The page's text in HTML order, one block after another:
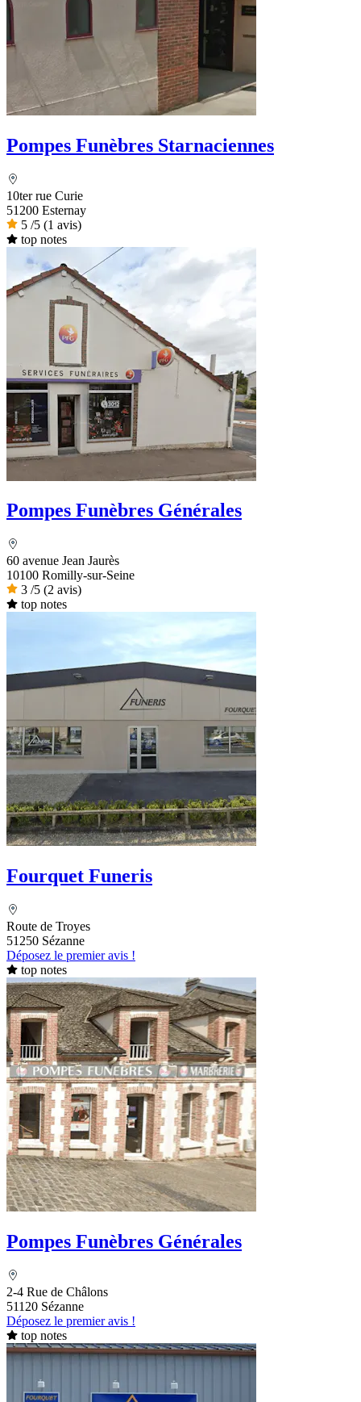
Pompes Funèbres Starnaciennes
10ter rue Curie
51200 Esternay
5 /5 (1 avis)
top notes
Pompes Funèbres Générales
60 avenue Jean Jaurès
10100 Romilly-sur-Seine
3 /5 (2 avis)
top notes
Fourquet Funeris
Route de Troyes
51250 Sézanne
Déposez le premier avis !
top notes
Pompes Funèbres Générales
2-4 Rue de Châlons
51120 Sézanne
Déposez le premier avis !
top notes